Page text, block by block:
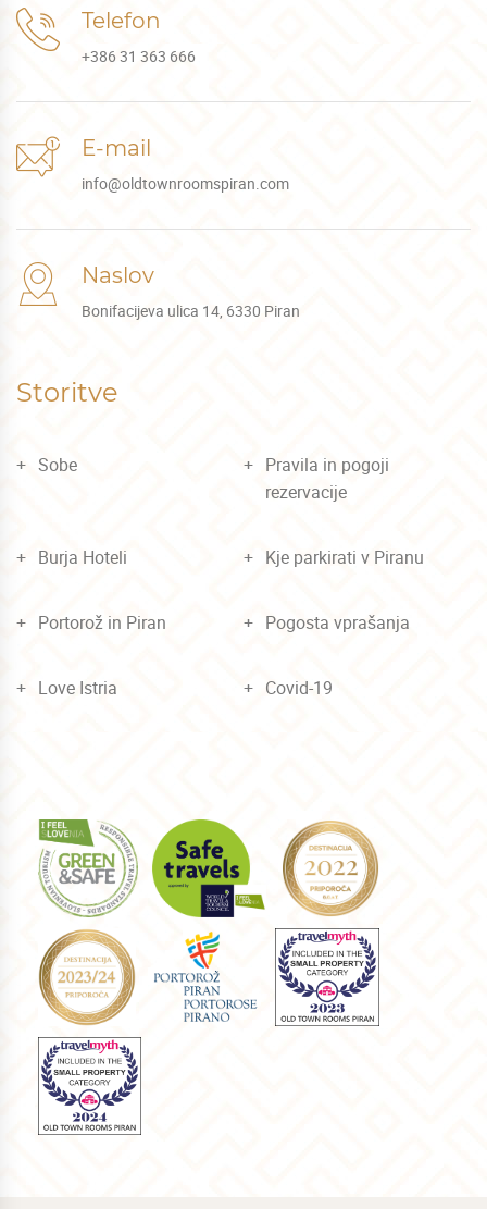
Storitve
Sobe
Pravila in pogoji
rezervacije
Burja Hoteli Kje parkirati v Piranu
Portorož in Piran Pogosta vprašanja
Love Istria Covid-19
Telefon
+386 31 363 666
E-mail
info@oldtownroomspiran.com
Naslov
Bonifacijeva ulica 14, 6330 Piran